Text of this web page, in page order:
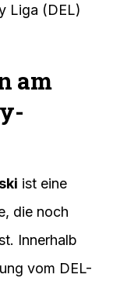
Liga (DEL)
am
ist eine
die noch
Innerhalb
vom DEL-